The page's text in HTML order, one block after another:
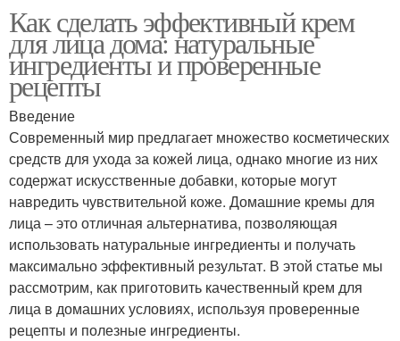
Как сделать эффективный крем
для лица дома: натуральные
ингредиенты и проверенные
рецепты
Введение
Современный мир предлагает множество косметических
средств для ухода за кожей лица, однако многие из них
содержат искусственные добавки, которые могут
навредить чувствительной коже. Домашние кремы для
лица – это отличная альтернатива, позволяющая
использовать натуральные ингредиенты и получать
максимально эффективный результат. В этой статье мы
рассмотрим, как приготовить качественный крем для
лица в домашних условиях, используя проверенные
рецепты и полезные ингредиенты.